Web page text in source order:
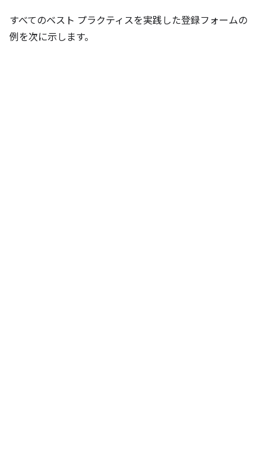
すべてのベスト プラクティスを実践した登録フォームの
例を次に示します。